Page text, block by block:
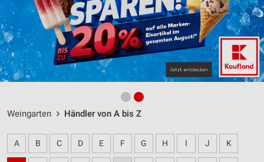
Weingarten Händler von A bis Z
A B C D E F G H I J K